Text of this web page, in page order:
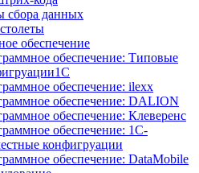
сбора данных
обеспечение
обеспечение: Типовые
обеспечение: ilexx
обеспечение: DALION
обеспечение: Клеверенс
обеспечение: 1С-
конфигруации
обеспечение: DataMobile